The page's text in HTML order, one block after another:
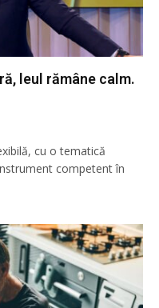
leul rămâne calm.
cu o tematică
competent în